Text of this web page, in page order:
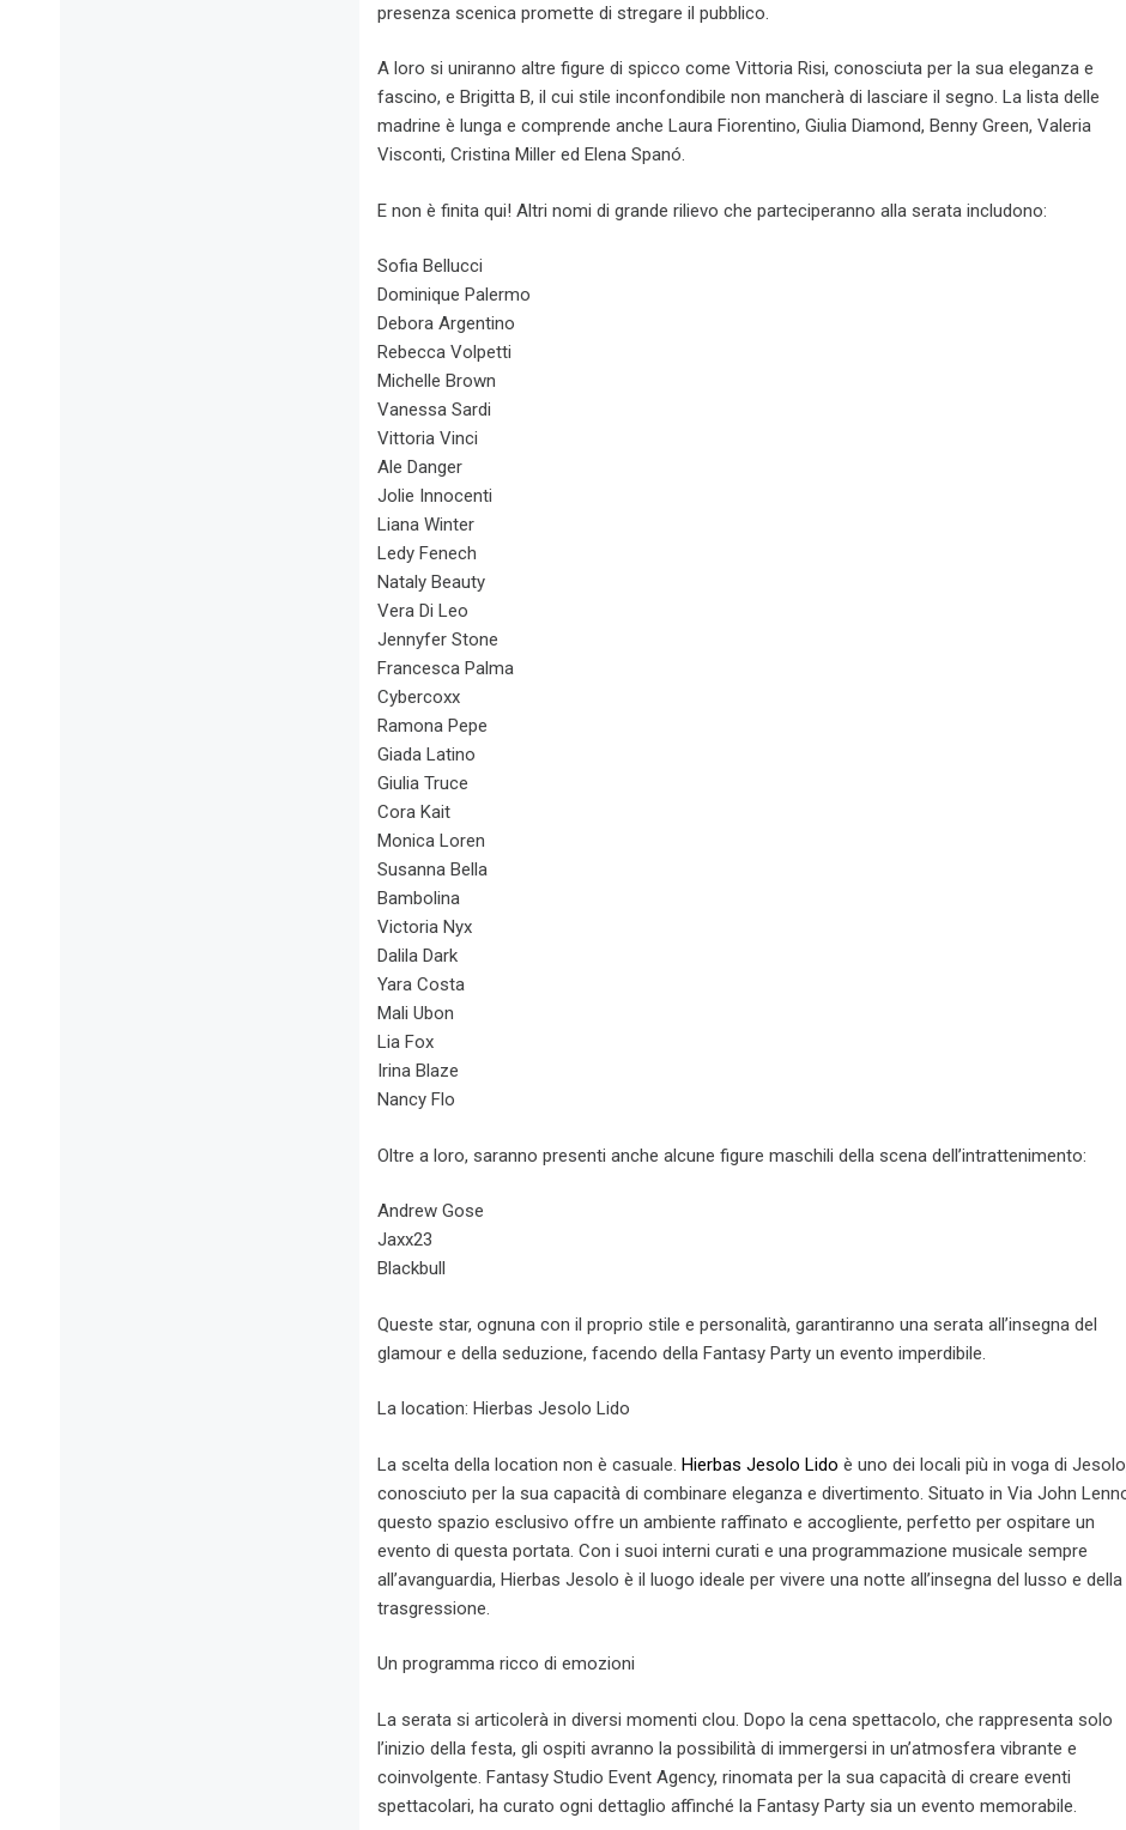
presenza scenica promette di stregare il pubblico.
A loro si uniranno altre figure di spicco come Vittoria Risi, conosciuta per la sua eleganza e
fascino, e Brigitta B, il cui stile inconfondibile non mancherà di lasciare il segno. La lista delle
madrine è lunga e comprende anche Laura Fiorentino, Giulia Diamond, Benny Green, Valeria
Visconti, Cristina Miller ed Elena Spanó.
E non è finita qui! Altri nomi di grande rilievo che parteciperanno alla serata includono:
Sofia Bellucci
Dominique Palermo
Debora Argentino
Rebecca Volpetti
Michelle Brown
Vanessa Sardi
Vittoria Vinci
Ale Danger
Jolie Innocenti
Liana Winter
Ledy Fenech
Nataly Beauty
Vera Di Leo
Jennyfer Stone
Francesca Palma
Cybercoxx
Ramona Pepe
Giada Latino
Giulia Truce
Cora Kait
Monica Loren
Susanna Bella
Bambolina
Victoria Nyx
Dalila Dark
Yara Costa
Mali Ubon
Lia Fox
Irina Blaze
Nancy Flo
Oltre a loro, saranno presenti anche alcune figure maschili della scena dell’intrattenimento:
Andrew Gose
Jaxx23
Blackbull
Queste star, ognuna con il proprio stile e personalità, garantiranno una serata all’insegna del
glamour e della seduzione, facendo della Fantasy Party un evento imperdibile.
La location: Hierbas Jesolo Lido
La scelta della location non è casuale. Hierbas Jesolo Lido è uno dei locali più in voga di
conosciuto per la sua capacità di combinare eleganza e divertimento. Situato in Via John
questo spazio esclusivo offre un ambiente raffinato e accogliente, perfetto per ospitare un
evento di questa portata. Con i suoi interni curati e una programmazione musicale sempre
all’avanguardia, Hierbas Jesolo è il luogo ideale per vivere una notte all’insegna del lusso e della
trasgressione.
Un programma ricco di emozioni
La serata si articolerà in diversi momenti clou. Dopo la cena spettacolo, che rappresenta solo
l’inizio della festa, gli ospiti avranno la possibilità di immergersi in un’atmosfera vibrante e
coinvolgente. Fantasy Studio Event Agency, rinomata per la sua capacità di creare eventi
spettacolari, ha curato ogni dettaglio affinché la Fantasy Party sia un evento memorabile.